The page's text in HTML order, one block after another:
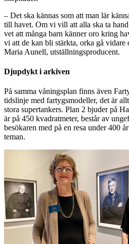
– Det ska kännas som att man lär
till havet. Om vi vill att alla ska ta
vet att många barn känner oro kring
vi att de kan bli stärkta, orka gå vidare
Maria Aunell, utställningsproducent.
Djupdykt i arkiven
På samma våningsplan finns även
tidslinje med fartygsmodeller, det är
stora supertankers. Plan 2 bjuder på
är på 450 kvadratmeter, består av
besökaren med på en resa under 400
teman.